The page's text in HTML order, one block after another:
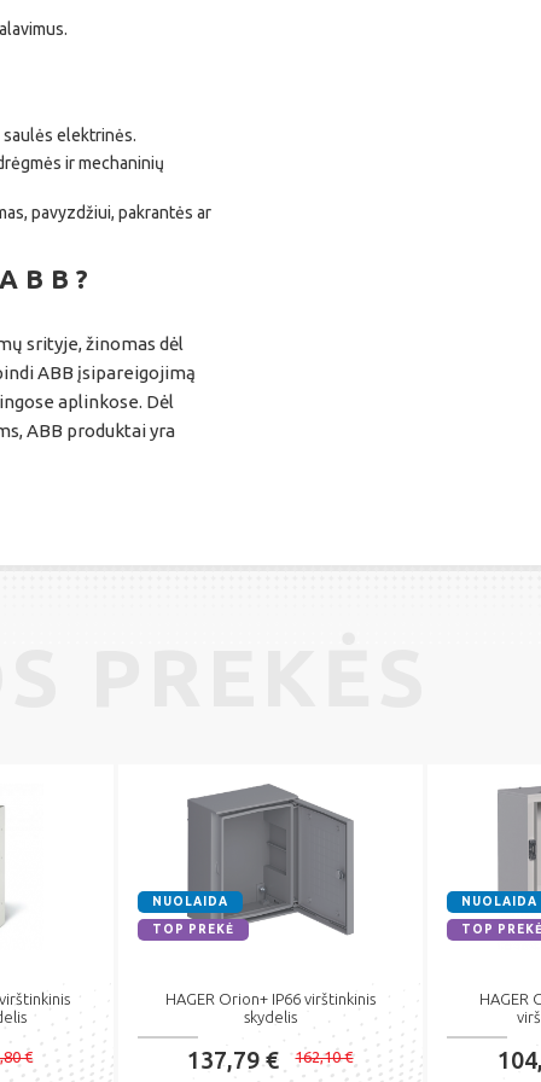
saulės elektrinės.
ir mechaninių
pavyzdžiui, pakrantės ar
srityje, žinomas dėl
ABB įsipareigojimą
aplinkose. Dėl
ABB produktai yra
€
NUOLAIDA
TOP PREKĖ
HAGER Orion+ IP66 virštinkinis
skydelis
137,79 € 162,10 €
NUOLAIDA
TOP
HAGER